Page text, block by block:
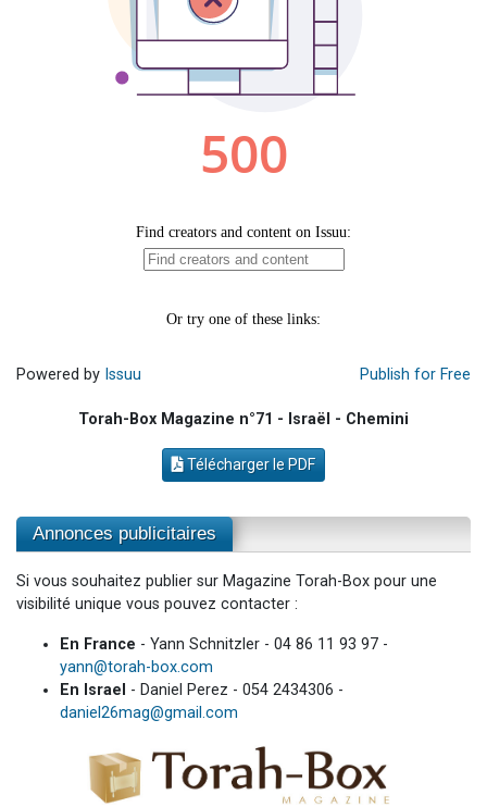
Il reste 49 places pour étudier en groupe sur Zoom
12 nouvelles musiques dans Torah-Box Music
Il reste 49 places pour étudier en groupe sur Zoom
Powered by Issuu Publish for Free
Torah-Box Magazine n°71 - Israël - Chemini
Télécharger le PDF
Annonces publicitaires
Si vous souhaitez publier sur Magazine Torah-Box pour une
visibilité unique vous pouvez contacter :
En France - Yann Schnitzler - 04 86 11 93 97 -
yann@torah-box.com
En Israel - Daniel Perez - 054 2434306 -
daniel26mag@gmail.com